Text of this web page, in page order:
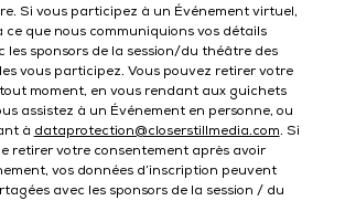
Si vous participez à un Événement virtuel,
ce que nous communiquions vos détails
les sponsors de la session/du théâtre des
vous participez. Vous pouvez retirer votre
moment, en vous rendant aux guichets
assistez à un Événement en personne, ou
à dataprotection@closerstillmedia.com. Si
retirer votre consentement après avoir
vos données d’inscription peuvent
avec les sponsors de la session / du